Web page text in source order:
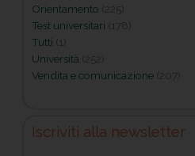
Orientamento (225)
Test universitari (178)
Tutti (1)
Università (252)
Vendita e comunicazione (207)
Iscriviti alla newsletter